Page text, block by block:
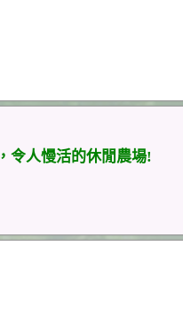
令人慢活的休閒農場!